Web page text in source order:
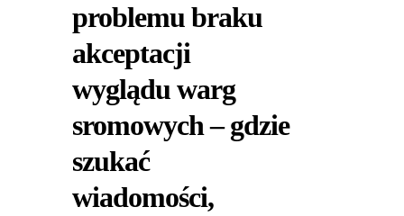
problemu braku
akceptacji
wyglądu warg
sromowych – gdzie
szukać
wiadomości,